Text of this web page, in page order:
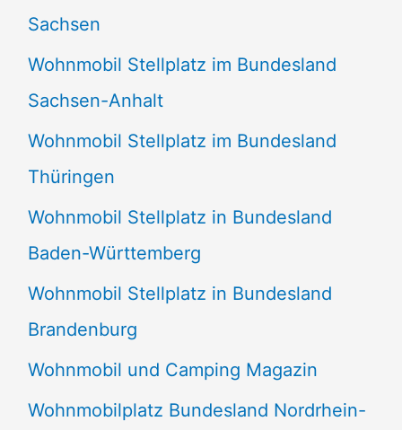
Sachsen
Wohnmobil Stellplatz im Bundesland
Sachsen-Anhalt
Wohnmobil Stellplatz im Bundesland
Thüringen
Wohnmobil Stellplatz in Bundesland
Baden-Württemberg
Wohnmobil Stellplatz in Bundesland
Brandenburg
Wohnmobil und Camping Magazin
Wohnmobilplatz Bundesland Nordrhein-